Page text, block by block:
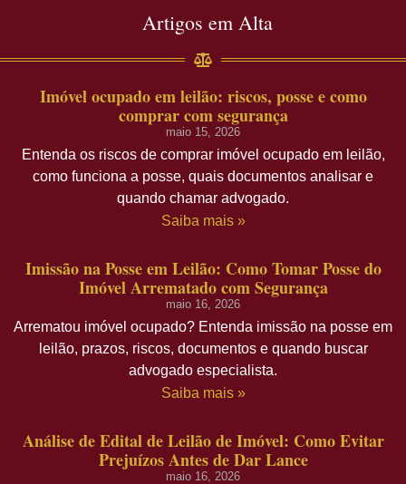
Artigos em Alta
Imóvel ocupado em leilão: riscos, posse e como
comprar com segurança
maio 15, 2026
Entenda os riscos de comprar imóvel ocupado em leilão,
como funciona a posse, quais documentos analisar e
quando chamar advogado.
Saiba mais »
Imissão na Posse em Leilão: Como Tomar Posse do
Imóvel Arrematado com Segurança
maio 16, 2026
Arrematou imóvel ocupado? Entenda imissão na posse em
leilão, prazos, riscos, documentos e quando buscar
advogado especialista.
Saiba mais »
Análise de Edital de Leilão de Imóvel: Como Evitar
Prejuízos Antes de Dar Lance
maio 16, 2026